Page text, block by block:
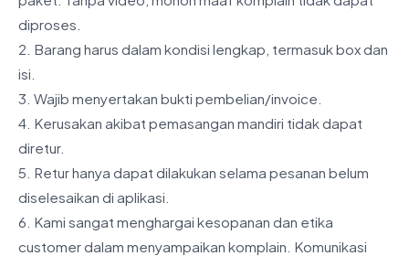
diproses.
2. Barang harus dalam kondisi lengkap, termasuk box dan
isi.
3. Wajib menyertakan bukti pembelian/invoice.
4. Kerusakan akibat pemasangan mandiri tidak dapat
diretur.
5. Retur hanya dapat dilakukan selama pesanan belum
diselesaikan di aplikasi.
6. Kami sangat menghargai kesopanan dan etika
customer dalam menyampaikan komplain. Komunikasi